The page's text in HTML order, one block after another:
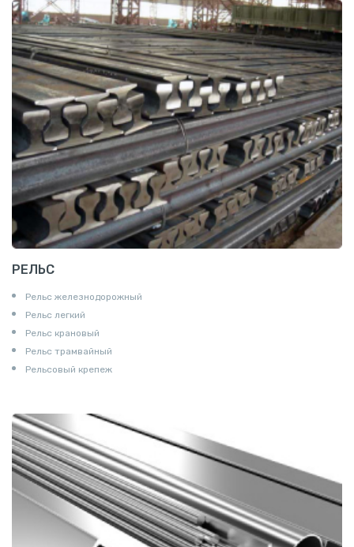
РЕЛЬС
Рельс железнодорожный
Рельс легкий
Рельс крановый
Рельс трамвайный
Рельсовый крепеж